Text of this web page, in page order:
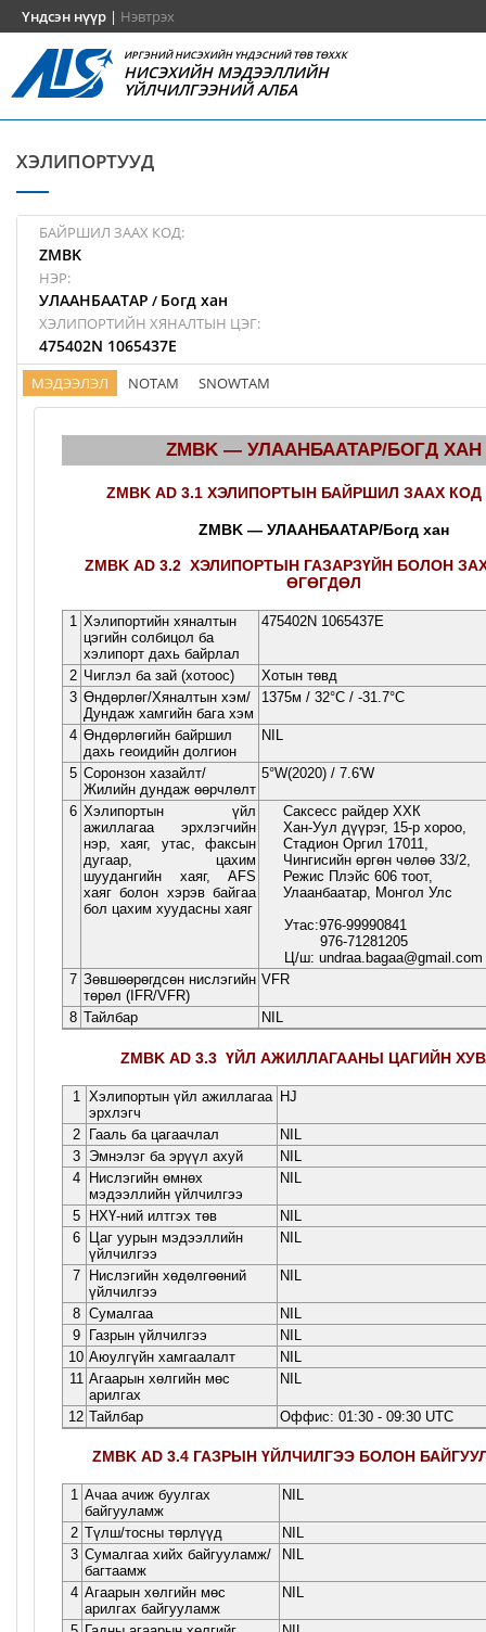
Үндсэн нүүр | Нэвтрэх
ИРГЭНИЙ НИСЭХИЙН ҮНДЭСНИЙ ТӨВ ТӨХХК
НИСЭХИЙН МЭДЭЭЛЛИЙН
ҮЙЛЧИЛГЭЭНИЙ АЛБА
ХЭЛИПОРТУУД
БАЙРШИЛ ЗААХ КОД:
ZMBK
НЭР:
УЛААНБААТАР / Богд хан
ХЭЛИПОРТИЙН ХЯНАЛТЫН ЦЭГ:
475402N 1065437E
МЭДЭЭЛЭЛ NOTAM SNOWTAM